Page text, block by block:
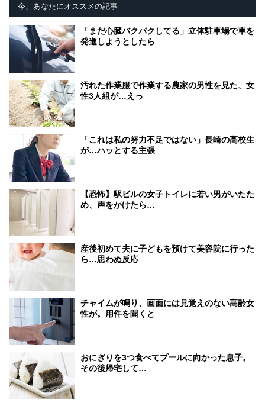
今、あなたにオススメの記事
「まだ心臓バクバクしてる」立体駐車場で車を
発進しようとしたら
汚れた作業服で作業する農家の男性を見た、女
性3人組が…えっ
「これは私の努力不足ではない」長崎の高校生
が…ハッとする主張
【恐怖】駅ビルの女子トイレに若い男がいたた
め、声をかけたら…
産後初めて夫に子どもを預けて美容院に行った
ら…思わぬ反応
チャイムが鳴り、画面には見覚えのない高齢女
性が。用件を聞くと
おにぎりを3つ食べてプールに向かった息子。
その後帰宅して…